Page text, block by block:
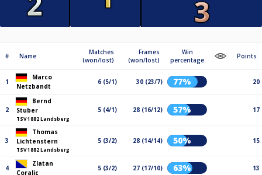
# Name
Matches
(won/lost)
Frames
(won/lost)
Win
percentage
Points
1
Marco
Netzbandt
6 (5/1) 30 (23/7) 77% 20
2
Bernd
Stuber
TSV 1882 Landsberg
5 (4/1) 28 (16/12) 57% 17
3
Thomas
Lichtenstern
TSV 1882 Landsberg
5 (3/2) 28 (14/14) 50% 15
4
Zlatan
Coralic
5 (3/2) 27 (17/10) 63% 13